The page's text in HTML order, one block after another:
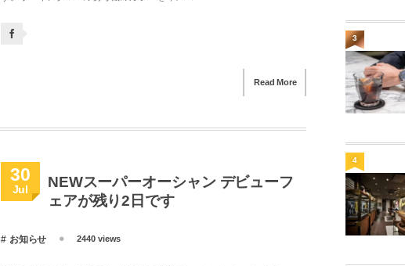
Read More
30
Jul
NEWスーパーオーシャン デビューフ
ェアが残り2日です
お知らせ 2440 views
3
4